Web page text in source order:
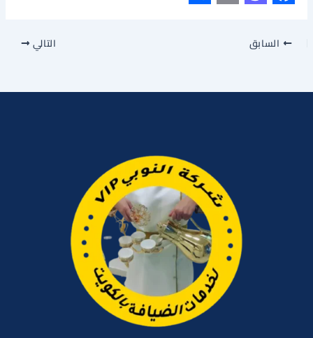
F
a
e
b
M
a
s
t
o
E
i
l
S
r
e
السابق التالي